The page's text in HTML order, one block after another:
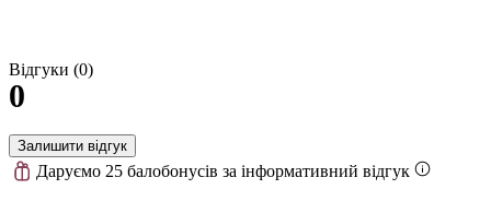
Відгуки (0)
0
Залишити відгук
Даруємо 25 балобонусів за інформативний відгук